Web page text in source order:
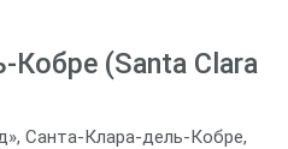
Кобре (Santa Clara
Санта-Клара-дель-Кобре,